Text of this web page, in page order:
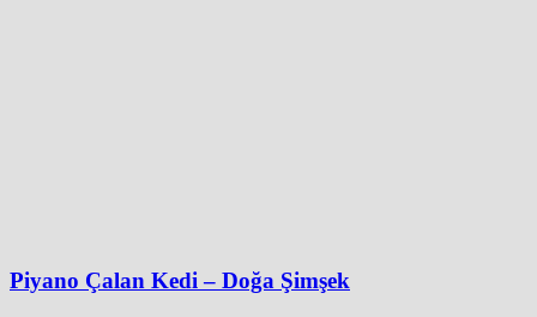
Piyano Çalan Kedi – Doğa Şimşek